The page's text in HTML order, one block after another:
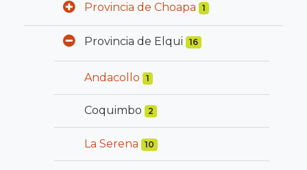
Provincia de Choapa 1
Provincia de Elqui 16
Andacollo 1
Coquimbo 2
La Serena 10